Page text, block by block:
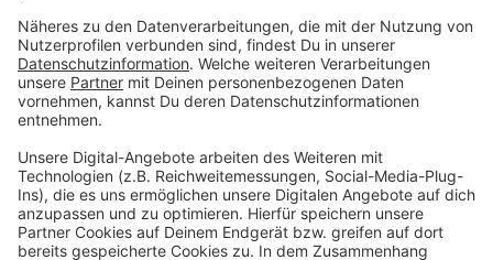
Alle ersteigerten Gegenstände müssen im Bürgerbüro
abgeholt werden. Ein Versand durch die Stadt ist
ausgeschlossen. Fahrräder sind außerhalb des
Rathauses gelagert. Sie werden nach Zahlung des
Kaufpreises im Bürgerbüro zu den angegebenen
Abholzeiten ausgegeben.